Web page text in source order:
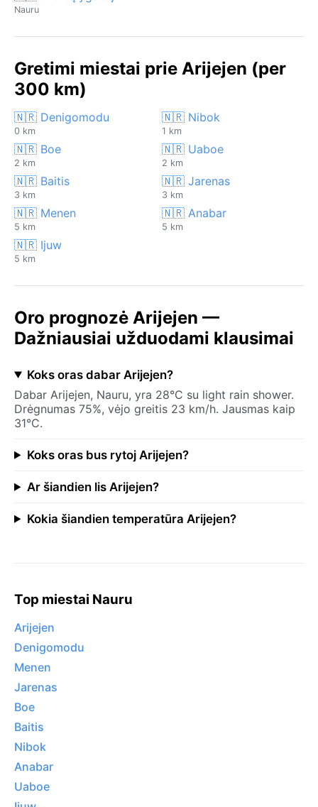
Nauru
Gretimi miestai prie Arijejen (per
300 km)
🇳🇷 Denigomodu
0 km
🇳🇷 Nibok
1 km
🇳🇷 Boe
2 km
🇳🇷 Uaboe
2 km
🇳🇷 Baitis
3 km
🇳🇷 Jarenas
3 km
🇳🇷 Menen
5 km
🇳🇷 Anabar
5 km
🇳🇷 Ijuw
5 km
Oro prognozė Arijejen —
Dažniausiai užduodami klausimai
Koks oras dabar Arijejen?
Dabar Arijejen, Nauru, yra 28°C su light rain shower.
Drėgnumas 75%, vėjo greitis 23 km/h. Jausmas kaip
31°C.
Koks oras bus rytoj Arijejen?
Ar šiandien lis Arijejen?
Kokia šiandien temperatūra Arijejen?
Top miestai Nauru
Arijejen
Denigomodu
Menen
Jarenas
Boe
Baitis
Nibok
Anabar
Uaboe